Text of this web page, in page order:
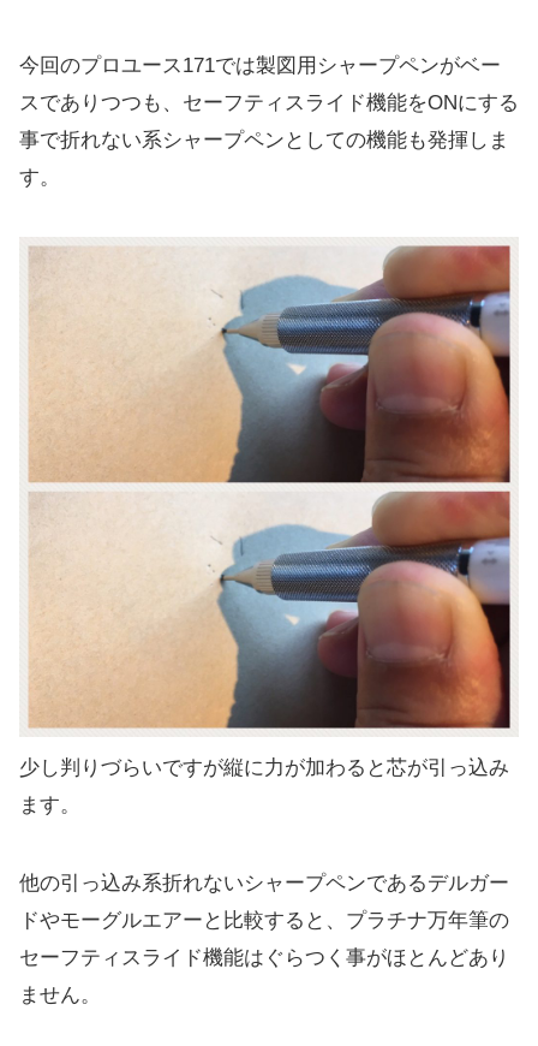
今回のプロユース171では製図用シャープペンがベー
スでありつつも、セーフティスライド機能をONにする
事で折れない系シャープペンとしての機能も発揮しま
す。
少し判りづらいですが縦に力が加わると芯が引っ込み
ます。
他の引っ込み系折れないシャープペンであるデルガー
ドやモーグルエアーと比較すると、プラチナ万年筆の
セーフティスライド機能はぐらつく事がほとんどあり
ません。